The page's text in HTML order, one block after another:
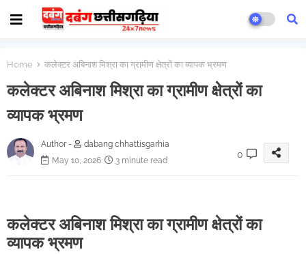
Home कलेक्टर अबिनाश मिश्रा का ग्रामीण क्षेत्रों का व्यापक भ्रमण
कलेक्टर अबिनाश मिश्रा का ग्रामीण क्षेत्रों का
व्यापक भ्रमण
Author -
dabang chhattisgarhia
May 10, 2026
3 minute read
0
कलेक्टर अबिनाश मिश्रा का ग्रामीण क्षेत्रों का
व्यापक भ्रमण